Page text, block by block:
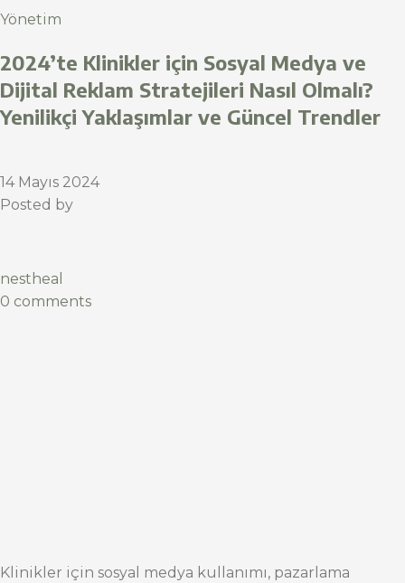
Yönetim
2024’te Klinikler için Sosyal Medya ve
Dijital Reklam Stratejileri Nasıl Olmalı?
Yenilikçi Yaklaşımlar ve Güncel Trendler
14 Mayıs 2024
Posted by
nestheal
0 comments
Klinikler için sosyal medya kullanımı, pazarlama